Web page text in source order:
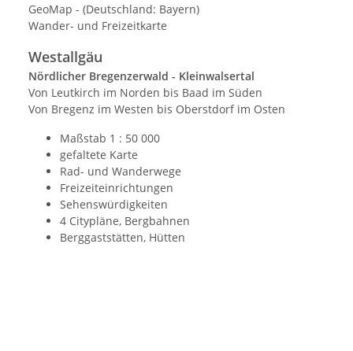
GeoMap - (Deutschland: Bayern)
Wander- und Freizeitkarte
Westallgäu
Nördlicher Bregenzerwald - Kleinwalsertal
Von Leutkirch im Norden bis Baad im Süden
Von Bregenz im Westen bis Oberstdorf im Osten
Maßstab 1 : 50 000
gefaltete Karte
Rad- und Wanderwege
Freizeiteinrichtungen
Sehenswürdigkeiten
4 Citypläne, Bergbahnen
Berggaststätten, Hütten